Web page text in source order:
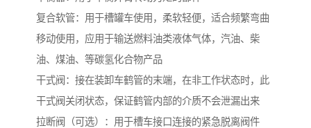
复合软管：用于槽罐车使用，柔软轻便，适合频繁弯曲
移动使用，应用于输送燃料油类液体气体，汽油、柴
油、煤油、等碳氢化合物产品
干式阀：接在装卸车鹤管的末端，在非工作状态时，此
干式阀关闭状态，保证鹤管内部的介质不会泄漏出来
拉断阀（可选）：用于槽车接口连接的紧急脱离阀件